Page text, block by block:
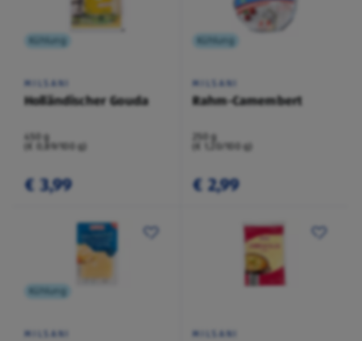
Kühlung
MILSANI
Holländischer Gouda
450 g
(€ 0,89/100 g)
€ 3,99
Kühlung
MILSANI
Rahm-Camembert
250 g
(€ 1,20/100 g)
€ 2,99
Kühlung
MILSANI MILSANI